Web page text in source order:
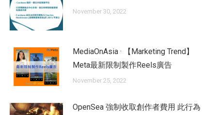
November 30, 2022
MediaOnAsia · 【Marketing Trend】
Meta最新限制製作Reels廣告
November 25, 2022
OpenSea 強制收取創作者費用 此行為